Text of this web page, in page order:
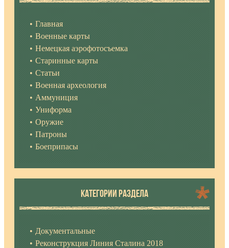
Главная
Военные карты
Немецкая аэрофотосъемка
Старинные карты
Статьи
Военная археология
Аммуниция
Униформа
Оружие
Патроны
Боеприпасы
КАТЕГОРИИ РАЗДЕЛА
Документальные
Реконструкция Линия Сталина 2018